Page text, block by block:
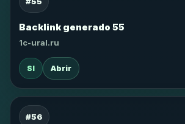
Backlink generado 55
1c-ural.ru
SI Abrir
#56